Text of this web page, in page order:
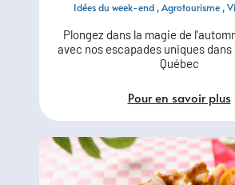
Idées du week-end Agrotourisme
Plongez dans la magie de
avec nos escapades uniques dans
Québec
Pour en savoir plus